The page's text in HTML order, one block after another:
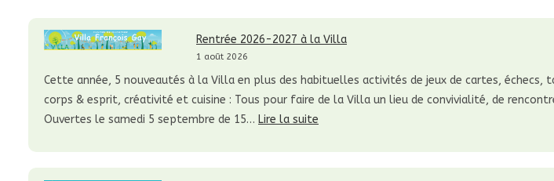
Rentrée 2026-2027 à la Villa
1 août 2026
Cette année, 5 nouveautés à la Villa en plus des habituelles activités de jeux de cartes,
corps & esprit, créativité et cuisine : Tous pour faire de la Villa un lieu de convivialité, de
Ouvertes le samedi 5 septembre de 15… Lire la suite